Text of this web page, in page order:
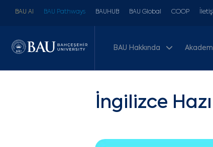
BAU AI BAU Pathways BAUHUB BAU Global COOP
BAU Hakkında
İngilizce